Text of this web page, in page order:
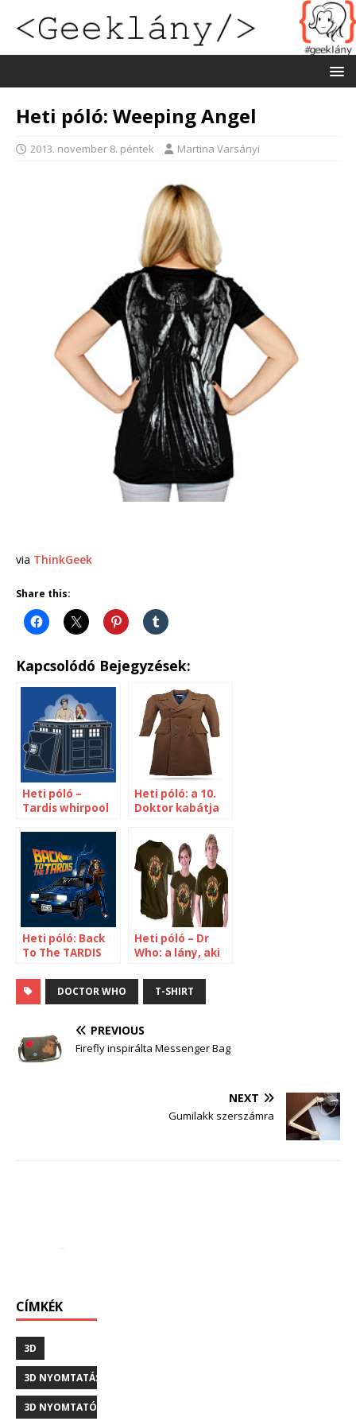
Heti póló: Weeping Angel
2013. november 8. péntek Martina Varsányi
via ThinkGeek
Share this:
Kapcsolódó Bejegyzések:
Heti póló –
Tardis whirpool
Heti póló: a 10.
Doktor kabátja
Heti póló: Back
To The TARDIS
Heti póló – Dr
Who: a lány, aki
DOCTOR WHO T-SHIRT
PREVIOUS
Firefly inspirálta Messenger Bag
NEXT
Gumilakk szerszámra
CÍMKÉK
3D
3D NYOMTATÁS
3D NYOMTATÓ